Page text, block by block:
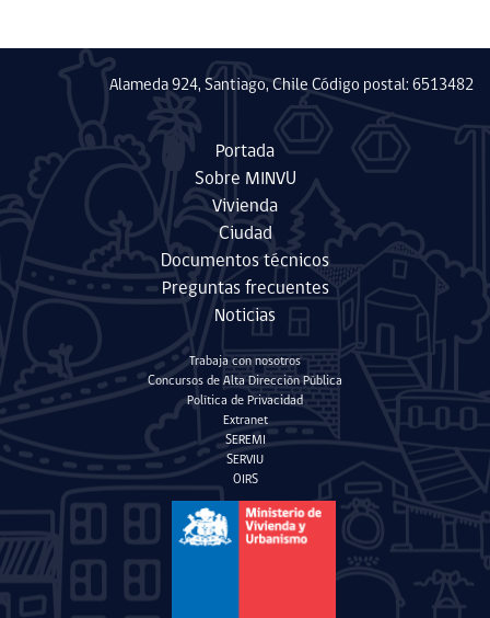
Alameda 924, Santiago, Chile Código postal: 6513482
Portada
Sobre MINVU
Vivienda
Ciudad
Documentos técnicos
Preguntas frecuentes
Noticias
Trabaja con nosotros
Concursos de Alta Dirección Pública
Política de Privacidad
Extranet
SEREMI
SERVIU
OIRS